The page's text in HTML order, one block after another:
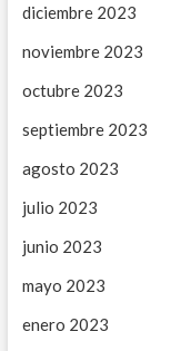
diciembre 2023
noviembre 2023
octubre 2023
septiembre 2023
agosto 2023
julio 2023
junio 2023
mayo 2023
enero 2023